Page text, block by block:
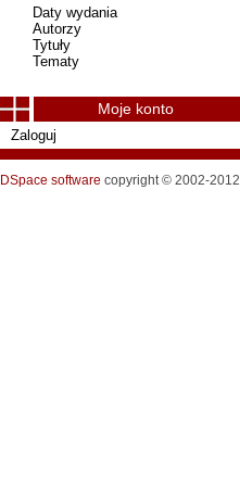
Daty wydania
Autorzy
Tytuły
Tematy
Moje konto
Zaloguj
DSpace software copyright © 2002-2012